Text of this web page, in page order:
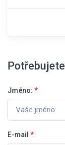
Jméno: *
E-mail *